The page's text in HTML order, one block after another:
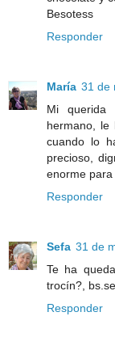
Besotess
Responder
María 31 de
Mi querida
hermano, le
cuando lo
precioso,
enorme para
Responder
Sefa 31 de
Te ha
trocín?,
Responder